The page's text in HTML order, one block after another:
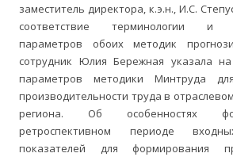
заместитель директора, к.э.н., И.С.
соответствие терминологии и
параметров обоих методик
сотрудник Юлия Бережная указала
параметров методики Минтруда
производительности труда в
региона. Об особенностях
ретроспективном периоде
показателей для формирования